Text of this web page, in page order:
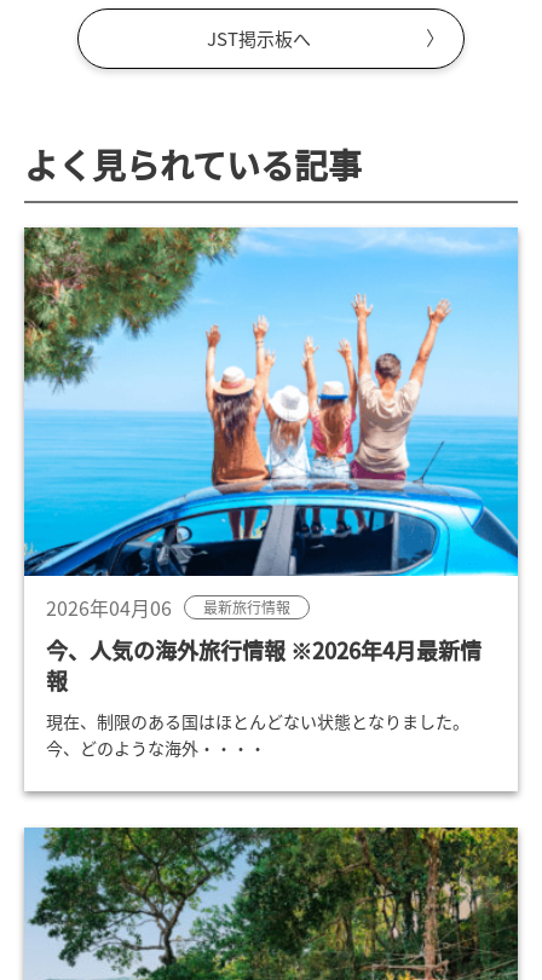
JST掲示板へ
よく見られている記事
2026年04月06 最新旅行情報
今、人気の海外旅行情報 ※2026年4月最新情
報
現在、制限のある国はほとんどない状態となりました。
今、どのような海外・・・・